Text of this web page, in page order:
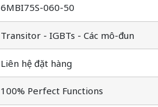
6MBI75S-060-50
Transitor - IGBTs - Các mô-đun
Liên hệ đặt hàng
100% Perfect Functions